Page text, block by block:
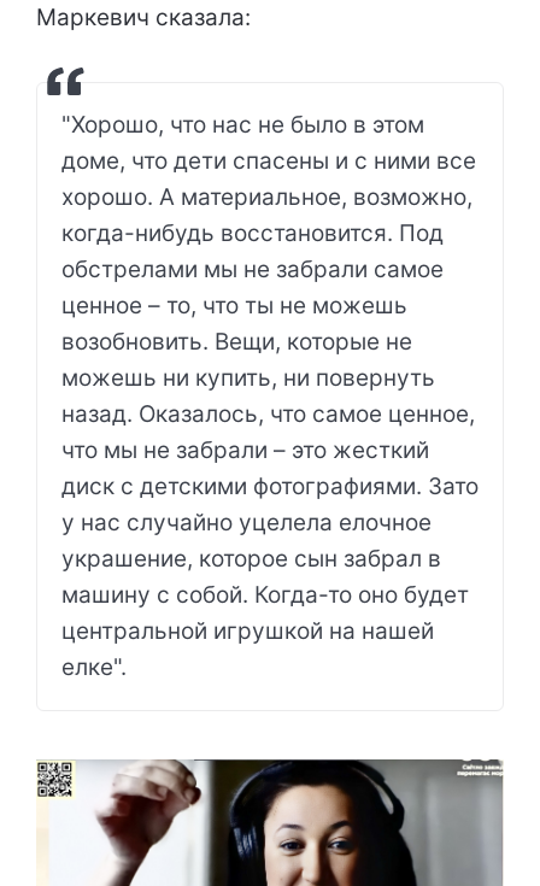
Маркевич сказала:
"Хорошо, что нас не было в этом
доме, что дети спасены и с ними все
хорошо. А материальное, возможно,
когда-нибудь восстановится. Под
обстрелами мы не забрали самое
ценное – то, что ты не можешь
возобновить. Вещи, которые не
можешь ни купить, ни повернуть
назад. Оказалось, что самое ценное,
что мы не забрали – это жесткий
диск с детскими фотографиями. Зато
у нас случайно уцелела елочное
украшение, которое сын забрал в
машину с собой. Когда-то оно будет
центральной игрушкой на нашей
елке".